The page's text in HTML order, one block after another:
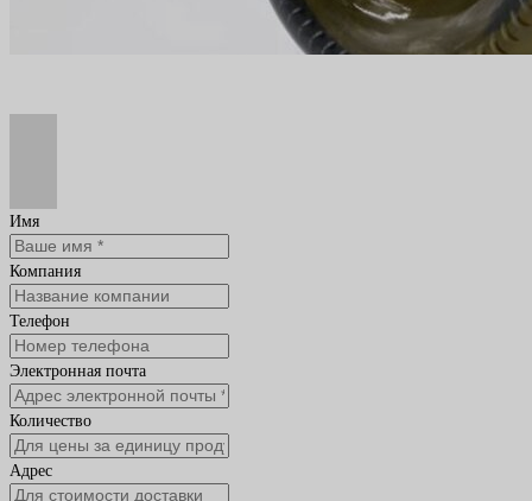
Имя
Компания
Телефон
Электронная почта
Количество
Адрес